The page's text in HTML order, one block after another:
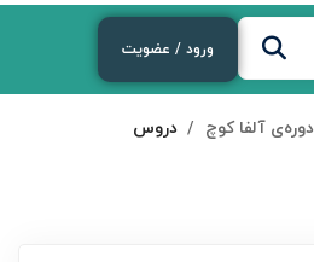
ورود / عضویت
دوره‌ی آلفا کوچ
دروس